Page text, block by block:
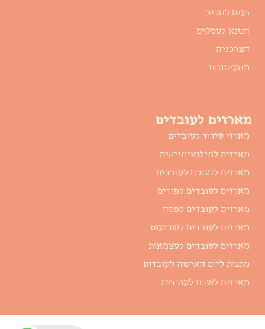
נעים להכיר
הטנא לעסקים
הצרכניה
מהעיתונות
מארזים לעובדים
מארזי עידוד לעובדים
מארזים למילואימניקים
מארזים לחנוכה לעובדים
מארזים לעובדים לפורים
מארזים לעובדים לפסח
מארזים לעובדים לשבועות
מארזים לעובדים לעצמאות
מתנות ליום האישה לעובדות
מארזים לשבת לעובדים